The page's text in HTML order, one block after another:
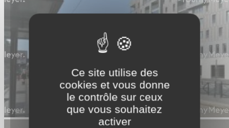
Ce site utilise des
cookies et vous donne
le contrôle sur ceux
que vous souhaitez
activer